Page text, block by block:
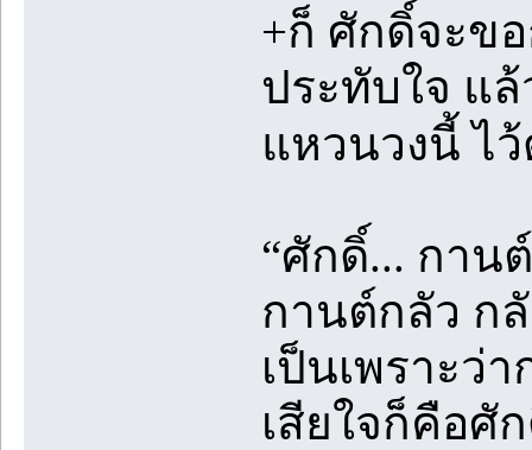
+ก็ ศักดิ์จะข
ประทับใจ แ
แหวนวงนี้ ไ
“ศักดิ์... กาน
กานต์กลัว ก
เป็นเพราะว่
เสียใจก็คือศั